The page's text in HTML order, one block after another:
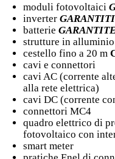
moduli fotovoltaici
inverter
batterie
strutture in alluminio
cestello fino a 20 m
cavi e connettori
cavi AC (corrente
alla rete elettrica)
cavi DC (corrente
connettori MC4
quadro elettrico di
fotovoltaico con
smart meter